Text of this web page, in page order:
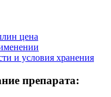
цена
и условия хранения
препарата: